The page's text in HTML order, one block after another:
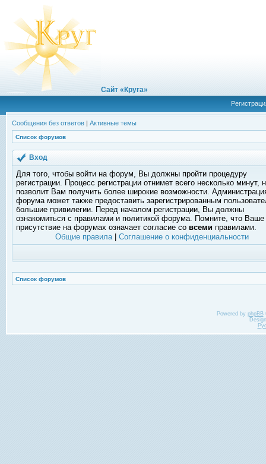
Сайт «Круга»
Сообщения без ответов | Активные темы
Список форумов
Вход
Для того, чтобы войти на форум, Вы должны пройти процедуру
регистрации. Процесс регистрации отнимет всего несколько минут,
позволит Вам получить более широкие возможности.
форума может также предоставить зарегистрированным
большие привилегии. Перед началом регистрации, Вы должны
ознакомиться с правилами и политикой форума. Помните, что Ваше
присутствие на форумах означает согласие со всеми правилами.
Общие правила| Соглашение о конфиденциальности
Список форумов
Powered by phpBB